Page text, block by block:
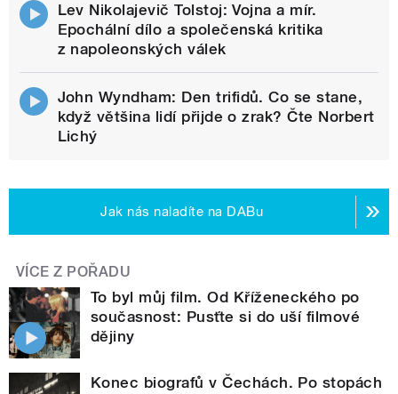
Lev Nikolajevič Tolstoj: Vojna a mír.
Epochální dílo a společenská kritika
z napoleonských válek
John Wyndham: Den trifidů. Co se stane,
když většina lidí přijde o zrak? Čte Norbert
Lichý
Jak nás naladíte na DABu
VÍCE Z POŘADU
To byl můj film. Od Kříženeckého po
současnost: Pusťte si do uší filmové
dějiny
Konec biografů v Čechách. Po stopách